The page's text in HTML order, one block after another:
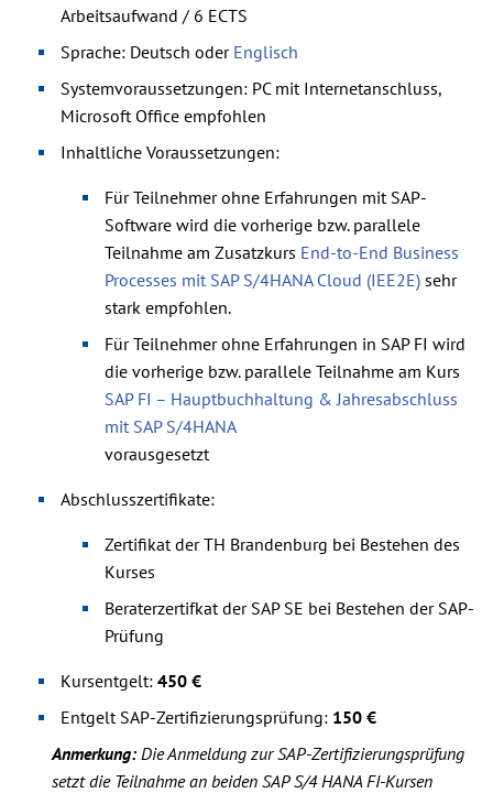
Arbeitsaufwand / 6 ECTS
Sprache: Deutsch oder Englisch
Systemvoraussetzungen: PC mit Internetanschluss,
Microsoft Office empfohlen
Inhaltliche Voraussetzungen:
Für Teilnehmer ohne Erfahrungen mit SAP-
Software wird die vorherige bzw. parallele
Teilnahme am Zusatzkurs End-to-End Business
Processes mit SAP S/4HANA Cloud (IEE2E) sehr
stark empfohlen.
Für Teilnehmer ohne Erfahrungen in SAP FI wird
die vorherige bzw. parallele Teilnahme am Kurs
SAP FI – Hauptbuchhaltung & Jahresabschluss
mit SAP S/4HANA
vorausgesetzt
Abschlusszertifikate:
Zertifikat der TH Brandenburg bei Bestehen des
Kurses
Beraterzertifkat der SAP SE bei Bestehen der SAP-
Prüfung
Kursentgelt: 450 €
Entgelt SAP-Zertifizierungsprüfung: 150 €
Anmerkung: Die Anmeldung zur SAP-Zertifizierungsprüfung
setzt die Teilnahme an beiden SAP S/4 HANA FI-Kursen